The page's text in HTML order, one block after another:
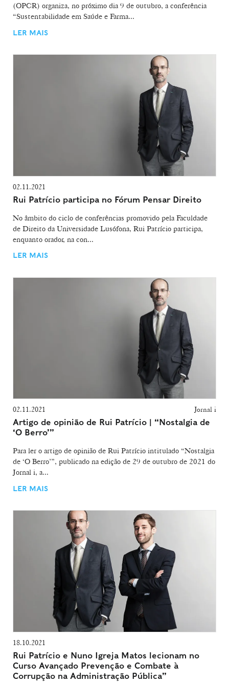
(OPCR) organiza, no próximo dia 9 de outubro, a conferência
“Sustentabilidade em Saúde e Farma...
LER MAIS
02.11.2021
Rui Patrício participa no Fórum Pensar Direito
No âmbito do ciclo de conferências promovido pela Faculdade
de Direito da Universidade Lusófona, Rui Patrício participa,
enquanto orador, na con...
LER MAIS
02.11.2021 Jornal i
Artigo de opinião de Rui Patrício | “Nostalgia de
‘O Berro’”
Para ler o artigo de opinião de Rui Patrício intitulado “Nostalgia
de ‘O Berro’”, publicado na edição de 29 de outubro de 2021 do
Jornal i, a...
LER MAIS
18.10.2021
Rui Patrício e Nuno Igreja Matos lecionam no
Curso Avançado Prevenção e Combate à
Corrupção na Administração Pública”